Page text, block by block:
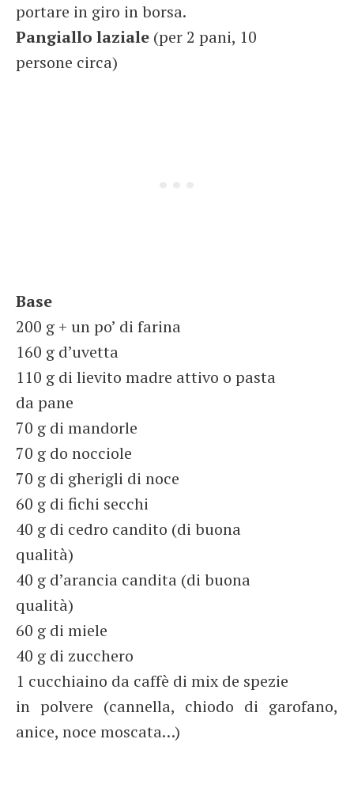
portare in giro in borsa.
Pangiallo laziale (per 2 pani, 10
persone circa)
Base
200 g + un po’ di farina
160 g d’uvetta
110 g di lievito madre attivo o pasta
da pane
70 g di mandorle
70 g do nocciole
70 g di gherigli di noce
60 g di fichi secchi
40 g di cedro candito (di buona
qualità)
40 g d’arancia candita (di buona
qualità)
60 g di miele
40 g di zucchero
1 cucchiaino da caffè di mix de spezie
in polvere (cannella, chiodo di garofano,
anice, noce moscata…)